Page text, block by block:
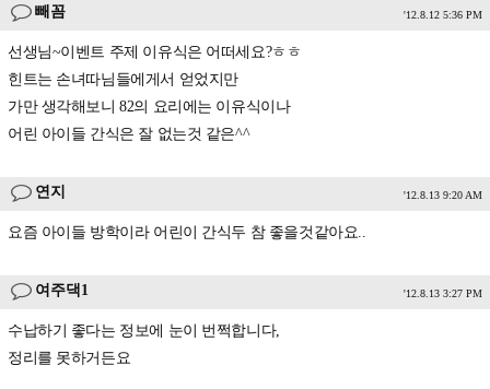
빼꼼 '12.8.12 5:36 PM
선생님~이벤트 주제 이유식은 어떠세요?ㅎㅎ
힌트는 손녀따님들에게서 얻었지만
가만 생각해보니 82의 요리에는 이유식이나
어린 아이들 간식은 잘 없는것 같은^^
연지 '12.8.13 9:20 AM
요즘 아이들 방학이라 어린이 간식두 참 좋을것같아요..
여주댁1 '12.8.13 3:27 PM
수납하기 좋다는 정보에 눈이 번쩍합니다,
정리를 못하거든요